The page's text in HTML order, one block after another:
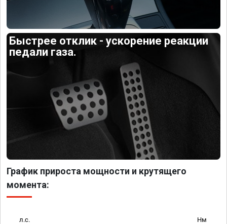
Быстрее отклик - ускорение реакции
педали газа.
График прироста мощности и крутящего
момента:
л.с. Нм